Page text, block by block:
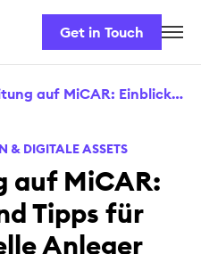
Get in Touch
Vorbereitung auf MiCAR: Einblicke und Tipps für institutionelle Anleger
& DIGITALE ASSETS
auf MiCAR:
Tipps für
Anleger